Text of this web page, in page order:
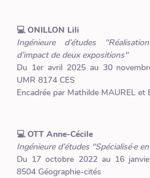
💻 ONILLON Lili
Ingénieure d’études
d’impact de deux expositions"
Du 1er avril 2025 au 30
UMR 8174 CES
Encadrée par Mathilde MAUREL et
💻 OTT Anne-Cécile
Ingénieure d’études "Spécialisé·e
Du 17 octobre 2022 au 16
8504 Géographie-cités